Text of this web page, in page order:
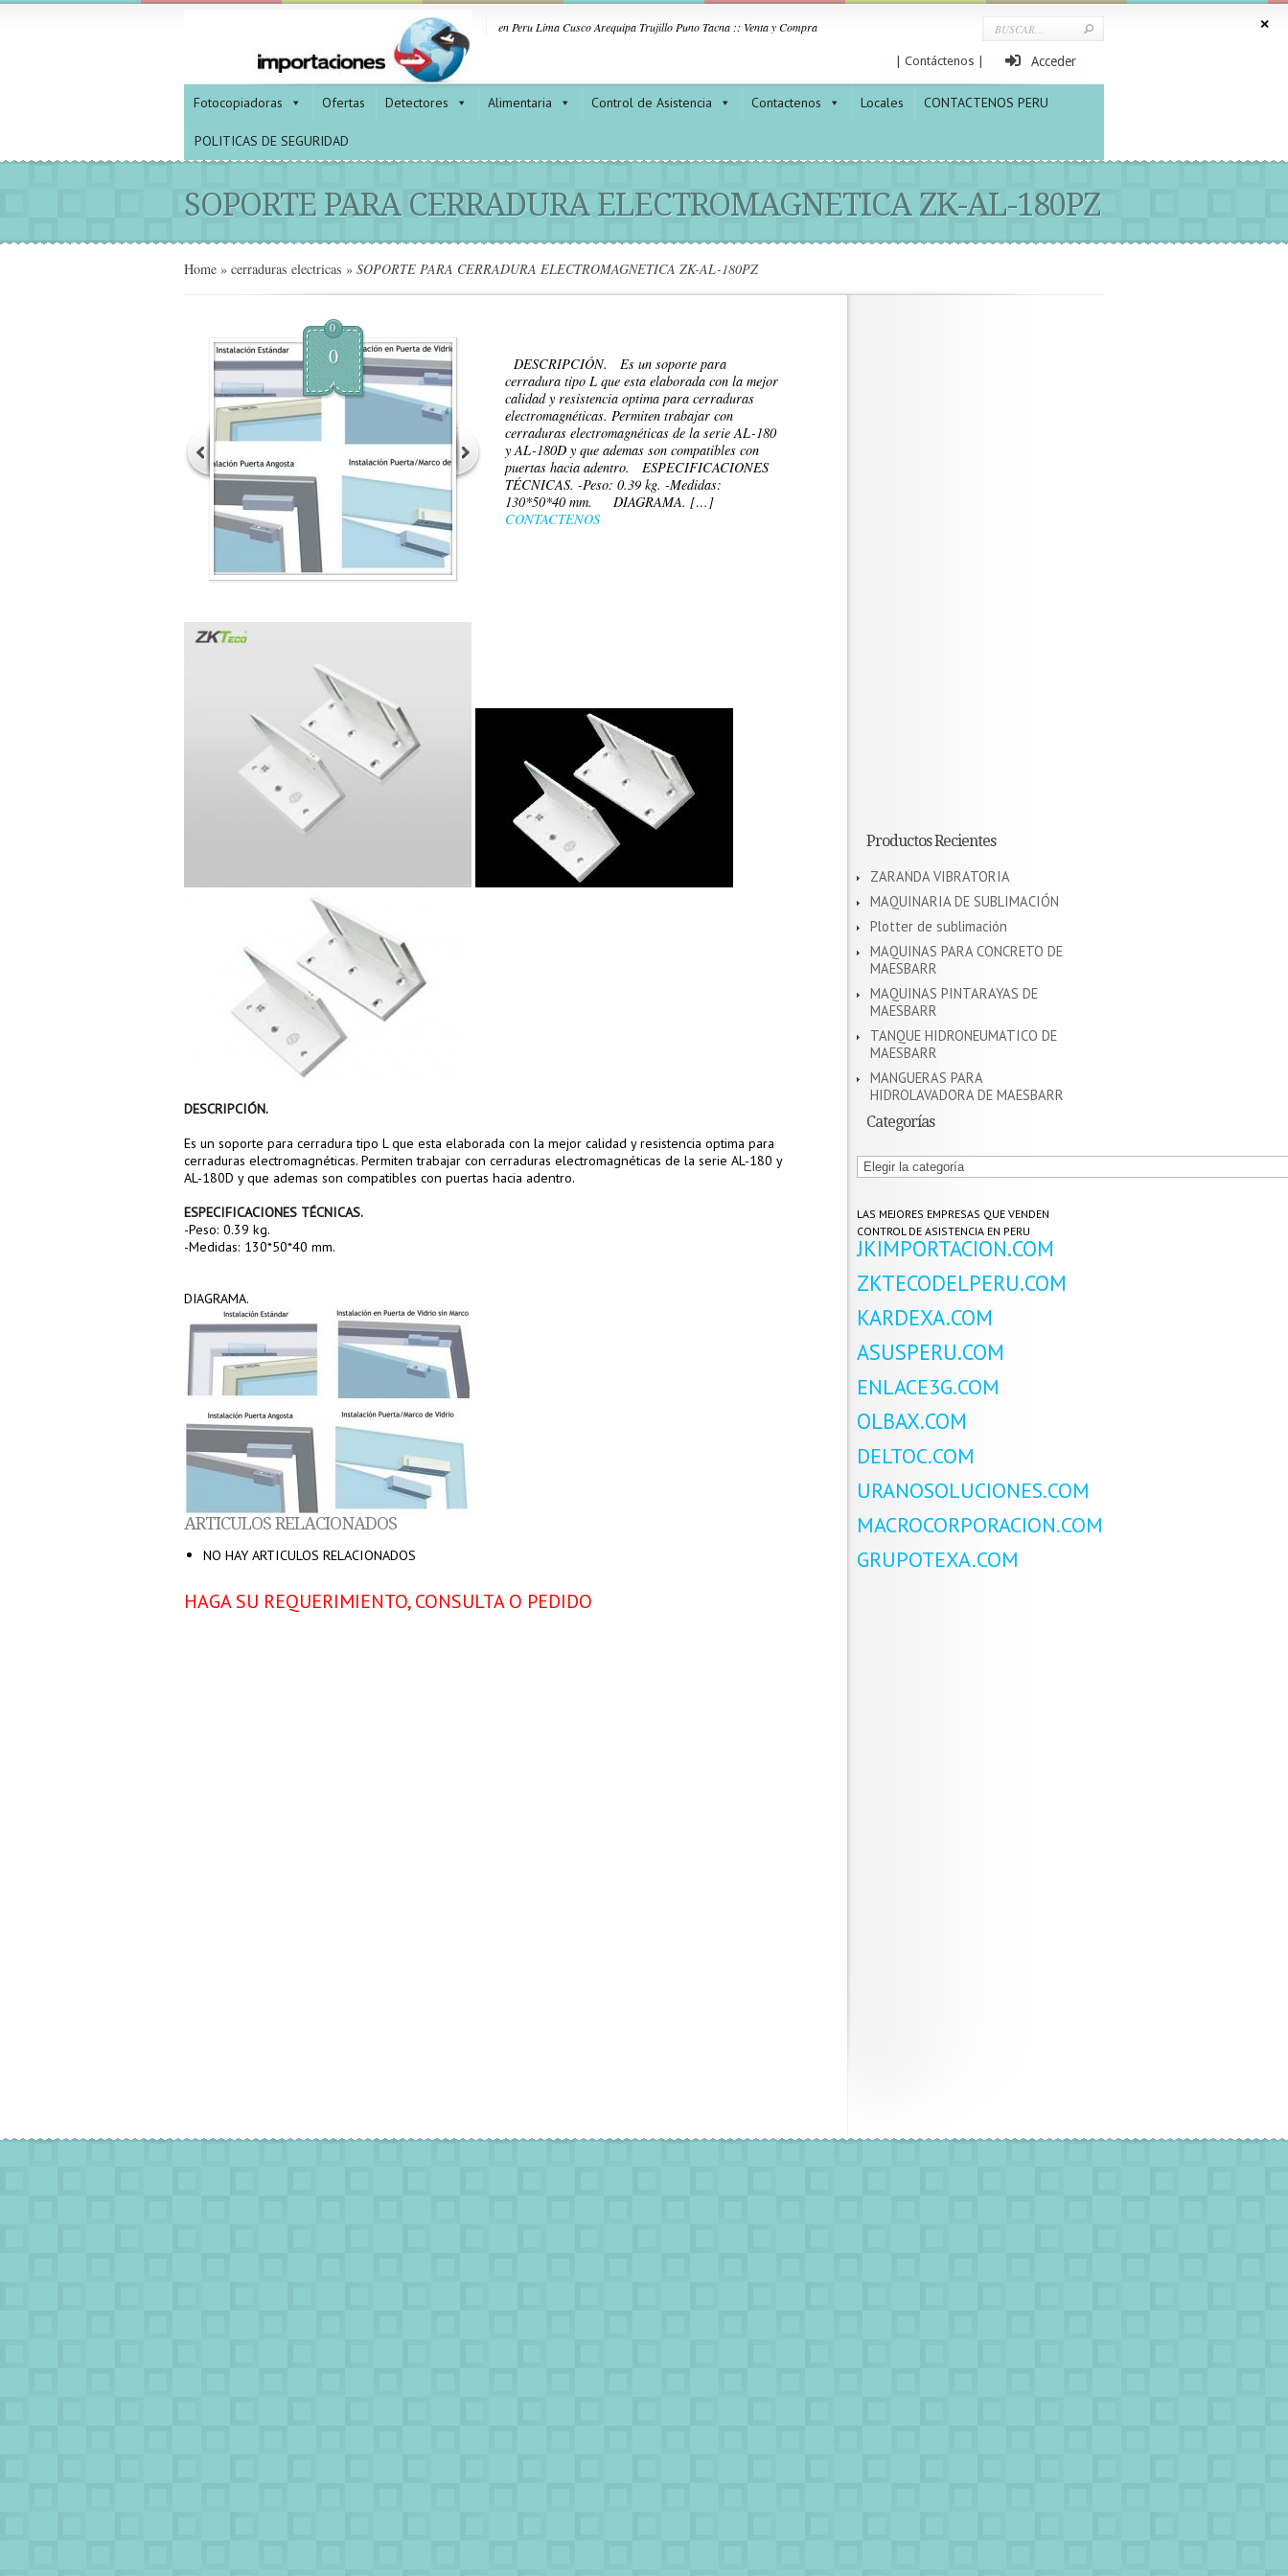
en Peru Lima Cusco Arequipa Trujillo Puno Tacna :: Venta y Compra
| Contáctenos | Acceder
Fotocopiadoras Ofertas Detectores Alimentaria Control de Asistencia Contactenos Locales CONTACTENOS PERU
POLITICAS DE SEGURIDAD
SOPORTE PARA CERRADURA ELECTROMAGNETICA ZK-AL-180PZ
Home » cerraduras electricas » SOPORTE PARA CERRADURA ELECTROMAGNETICA ZK-AL-180PZ
0
0
DESCRIPCIÓN. Es un soporte para
cerradura tipo L que esta elaborada con la mejor
calidad y resistencia optima para cerraduras
electromagnéticas. Permiten trabajar con
cerraduras electromagnéticas de la serie AL-180
y AL-180D y que ademas son compatibles con
puertas hacia adentro. ESPECIFICACIONES
TÉCNICAS. -Peso: 0.39 kg. -Medidas:
130*50*40 mm. DIAGRAMA. […]
CONTACTENOS
DESCRIPCIÓN.
Es un soporte para cerradura tipo L que esta elaborada con la mejor calidad y resistencia optima para
cerraduras electromagnéticas. Permiten trabajar con cerraduras electromagnéticas de la serie AL-180 y
AL-180D y que ademas son compatibles con puertas hacia adentro.
ESPECIFICACIONES TÉCNICAS.
-Peso: 0.39 kg.
-Medidas: 130*50*40 mm.
DIAGRAMA.
ARTICULOS RELACIONADOS
NO HAY ARTICULOS RELACIONADOS
HAGA SU REQUERIMIENTO, CONSULTA O PEDIDO
Productos Recientes
ZARANDA VIBRATORIA
MAQUINARIA DE SUBLIMACIÓN
Plotter de sublimación
MAQUINAS PARA CONCRETO DE
MAESBARR
MAQUINAS PINTARAYAS DE
MAESBARR
TANQUE HIDRONEUMATICO DE
MAESBARR
MANGUERAS PARA
HIDROLAVADORA DE MAESBARR
Categorías
Categorías
LAS MEJORES EMPRESAS QUE VENDEN
CONTROL DE ASISTENCIA EN PERU
JKIMPORTACION.COM
ZKTECODELPERU.COM
KARDEXA.COM
ASUSPERU.COM
ENLACE3G.COM
OLBAX.COM
DELTOC.COM
URANOSOLUCIONES.COM
MACROCORPORACION.COM
GRUPOTEXA.COM